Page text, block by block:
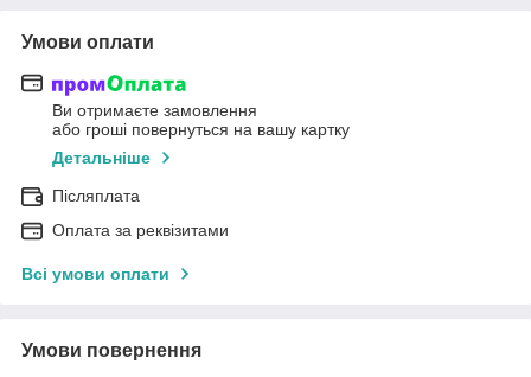
Умови оплати
Ви отримаєте замовлення
або гроші повернуться на вашу картку
Детальніше
Післяплата
Оплата за реквізитами
Всі умови оплати
Умови повернення